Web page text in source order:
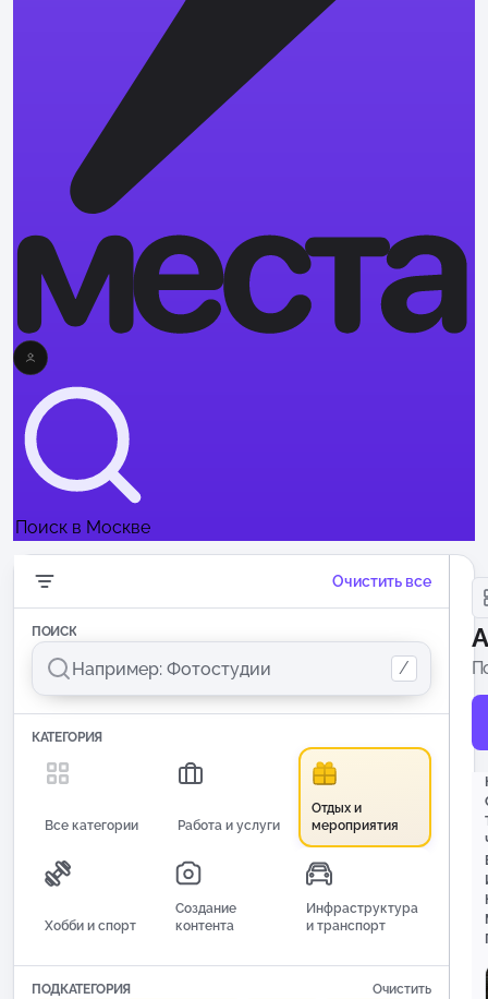
Поиск в Москве
Очистить все
ПОИСК
/
КАТЕГОРИЯ
Все категории Работа и услуги
Отдых и
мероприятия
Хобби и спорт
Создание
контента
Инфраструктура
и транспорт
ПОДКАТЕГОРИЯ Очистить